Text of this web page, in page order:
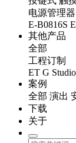
电源管理器
E-B0816S
其他产品
全部
工程订制
ET G Studio
案例
全部 演出
下载
关于